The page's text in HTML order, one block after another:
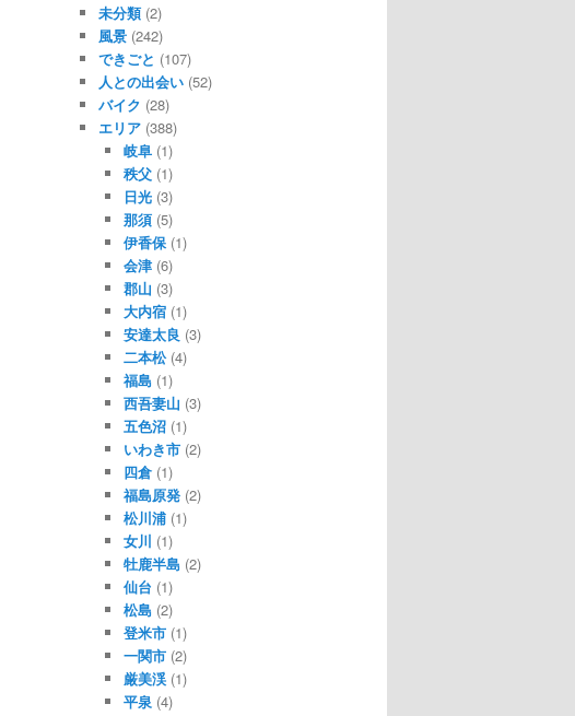
未分類(2)
風景 (242)
できごと (107)
人との出会い (52)
バイク (28)
エリア (388)
岐阜(1)
秩父(1)
日光(3)
那須(5)
伊香保(1)
会津(6)
郡山 (3)
大内宿(1)
安達太良 (3)
二本松(4)
福島(1)
西吾妻山 (3)
五色沼(1)
いわき市(2)
四倉(1)
福島原発(2)
松川浦(1)
女川 (1)
牡鹿半島(2)
仙台 (1)
松島(2)
登米市(1)
一関市(2)
厳美渓(1)
平泉 (4)